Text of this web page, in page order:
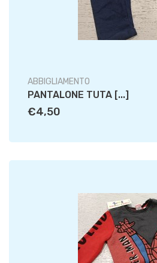
ABBIGLIAMENTO
PANTALONE TUTA [...]
€4,50